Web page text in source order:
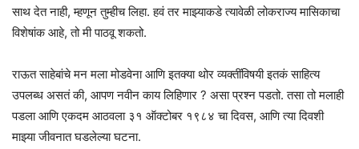
साथ देत नाही, म्हणून तुम्हीच लिहा. हवं तर माझ्याकडे त्यावेळी लोकराज्य मासिकाचा
विशेषांक आहे, तो मी पाठवू शकतो.
राऊत साहेबांचे मन मला मोडवेना आणि इतक्या थोर व्यक्तींविषयी इतकं साहित्य
उपलब्ध असतं की, आपण नवीन काय लिहिणार ? असा प्रश्न पडतो. तसा तो मलाही
पडला आणि एकदम आठवला ३१ ऑक्टोबर १९८४ चा दिवस, आणि त्या दिवशी
माझ्या जीवनात घडलेल्या घटना.